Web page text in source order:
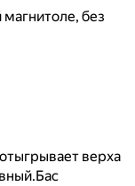
без
верха